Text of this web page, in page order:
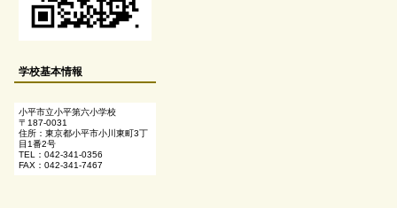
学校基本情報
小平市立小平第六小学校
〒187-0031
住所：東京都小平市小川東町3丁
目1番2号
TEL：042-341-0356
FAX：042-341-7467